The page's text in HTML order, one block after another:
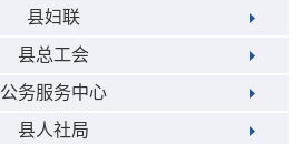
县妇联
县总工会
公务服务中心
县人社局